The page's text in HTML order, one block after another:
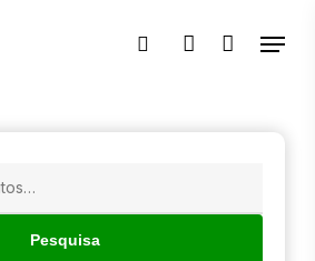
pesquisaraccount
Menu
Pesquisa